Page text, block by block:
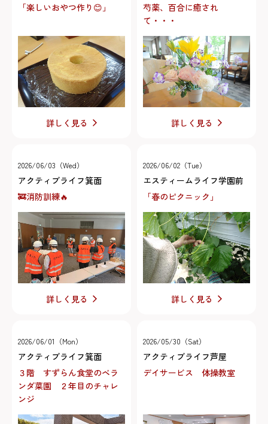
「楽しいおやつ作り😊」
詳しく見る
芍薬、百合に癒され
て・・・
詳しく見る
2026/06/03（Wed）
アクティブライフ箕面
🚒消防訓練🔥
詳しく見る
2026/06/02（Tue）
エスティームライフ学園前
「春のピクニック」
詳しく見る
2026/06/01（Mon）
アクティブライフ箕面
３階 すずらん食堂のベラ
ンダ菜園 ２年目のチャレ
ンジ
2026/05/30（Sat）
アクティブライフ芦屋
デイサービス 体操教室